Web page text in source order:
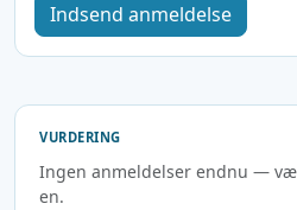
Indsend anmeldelse
VURDERING
Ingen anmeldelser endnu —
en.